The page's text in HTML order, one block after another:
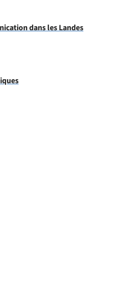
dans les Landes